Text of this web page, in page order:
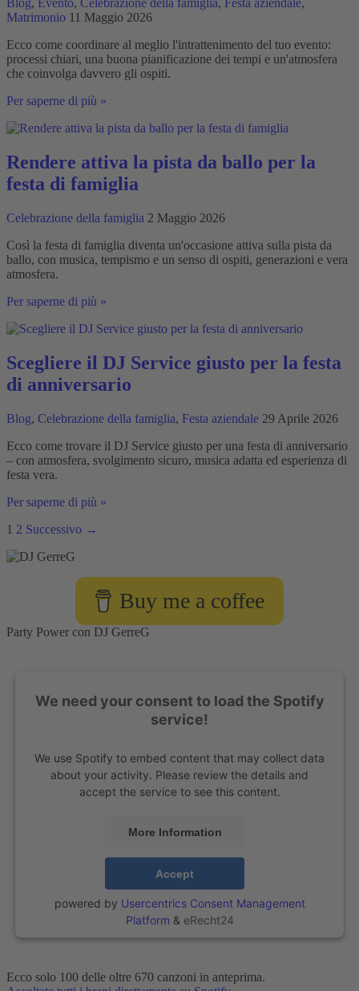
Blog, Evento, Celebrazione della famiglia, Festa aziendale,
Matrimonio 11 Maggio 2026
Ecco come coordinare al meglio l'intrattenimento del tuo evento:
processi chiari, una buona pianificazione dei tempi e un'atmosfera
che coinvolga davvero gli ospiti.
Coordinare
l'intrattenimento
eventi
Per saperne di più »
Rendere attiva la pista da ballo per la
festa di famiglia
Celebrazione della famiglia 2 Maggio 2026
Così la festa di famiglia diventa un'occasione attiva sulla pista da
ballo, con musica, tempismo e un senso di ospiti, generazioni e vera
atmosfera.
Rendere
la
da
ballo
per
festa
famiglia
Per saperne di più »
Scegliere il DJ Service giusto per la festa
di anniversario
Blog, Celebrazione della famiglia, Festa aziendale 29 Aprile 2026
Ecco come trovare il DJ Service giusto per una festa di anniversario
– con atmosfera, svolgimento sicuro, musica adatta ed esperienza di
festa vera.
Scegliere
DJ
giusto
anniversario
Per saperne di più »
1 2 Successivo →
Buy me a coffee
Party Power con DJ GerreG
We need your consent to load the Spotify
service!
We use Spotify to embed content that may collect data
about your activity. Please review the details and
accept the service to see this content.
More Information
Accept
powered by Usercentrics Consent Management
Platform & eRecht24
Ecco solo 100 delle oltre 670 canzoni in anteprima.